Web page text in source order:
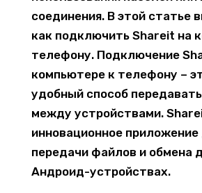
соединения. В этой статье
как подключить Shareit на
телефону. Подключение
компьютере к телефону –
удобный способ
между устройствами.
инновационное приложение
передачи файлов и обмена
Андроид-устройствах.